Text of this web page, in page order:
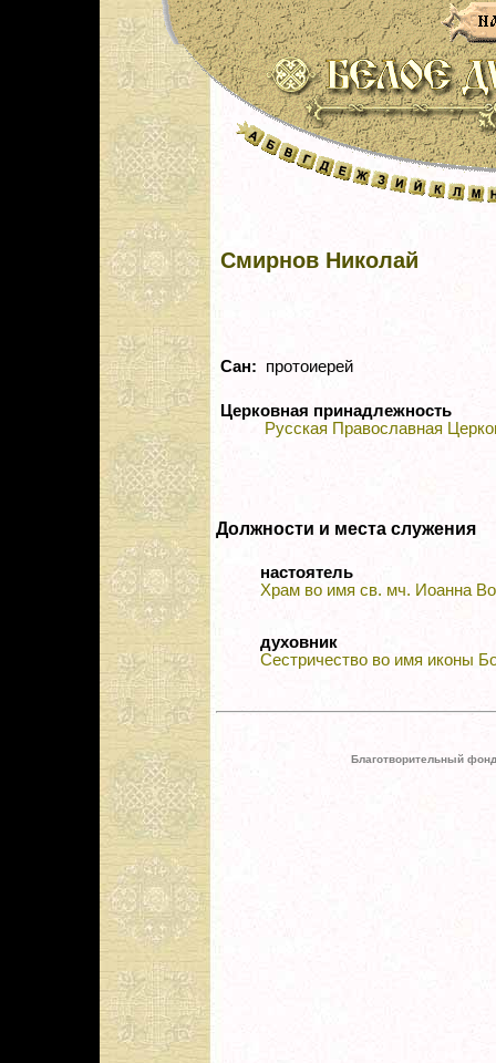
Смирнов Николай
Сан: протоиерей
Церковная принадлежность
Русская Православная
Должности и места служения
настоятель
Храм во имя св. мч. Иоанна
духовник
Сестричество во имя иконы
Благотворительный